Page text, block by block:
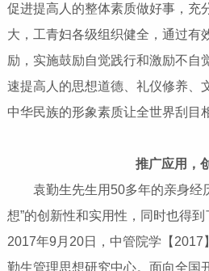
促进提高人的整体素质做好事，充
大，工青妇各级组织健全，通过有
励，实施鼓励自觉践行和激励不自
速提高人的思想道德、礼仪修养、
中华民族的形象素质让全世界刮目
推广应用，创
袁勤生先生用50多年的亲身经
想”的创新性和实用性，同时也得到
2017年9月20日，中管院学【2017
勤生管理思想研究中心。面向全国